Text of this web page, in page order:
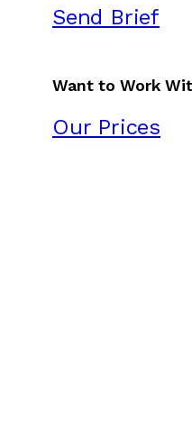
Send Brief
Want to Work
Our Prices